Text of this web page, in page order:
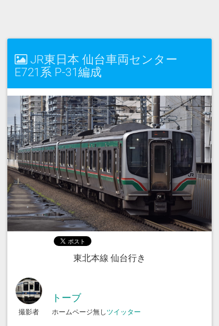
JR東日本 仙台車両センター
E721系 P-31編成
東北本線 仙台行き
撮影者
トーブ
ホームページ無しツイッター